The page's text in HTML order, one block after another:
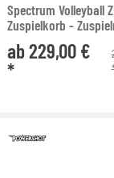
Spectrum Volleyball
Zuspielkorb -
ab 229,00 €
*